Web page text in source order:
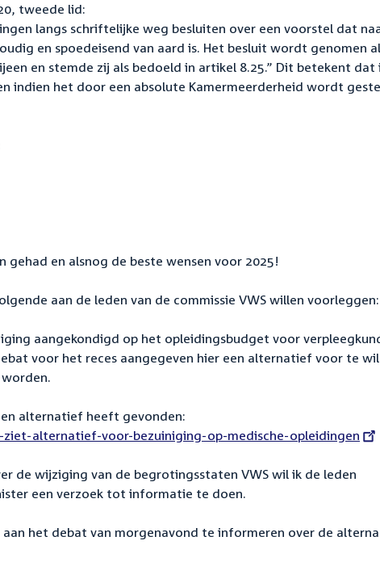
tweede lid:
langs schriftelijke weg besluiten over een voorstel dat
en spoedeisend van aard is. Het besluit wordt genomen
en stemde zij als bedoeld in artikel 8.25.” Dit betekent dat
indien het door een absolute Kamermeerderheid wordt
gehad en alsnog de beste wensen voor 2025!
aan de leden van de commissie VWS willen voorleggen:
aangekondigd op het opleidingsbudget voor
voor het reces aangegeven hier een alternatief voor te
alternatief heeft gevonden:
alternatief-voor-bezuiniging-op-medische-opleidingen
de wijziging van de begrotingsstaten VWS wil ik de leden
een verzoek tot informatie te doen.
het debat van morgenavond te informeren over de